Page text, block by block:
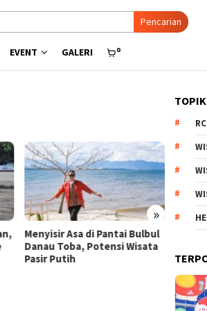
Pencarian
EVENT GALERI 0
»
Menyisir Asa di Pantai Bulbul
Danau Toba, Potensi Wisata
Pasir Putih